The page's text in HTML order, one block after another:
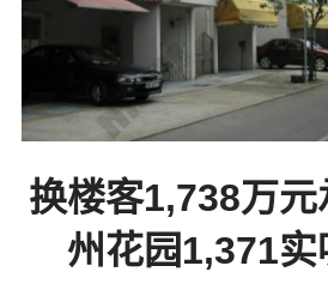
换楼客1,738万元
州花园1,371实